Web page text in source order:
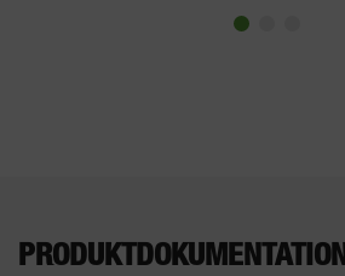
PRODUKTDOKUMENTATION